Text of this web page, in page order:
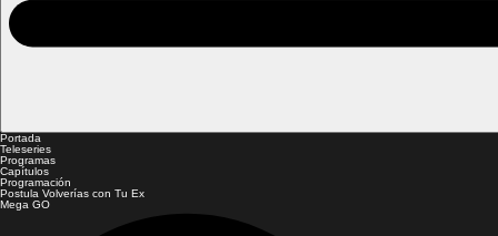
Portada
Teleseries
Programas
Capítulos
Programación
Postula Volverías con Tu Ex
Mega GO